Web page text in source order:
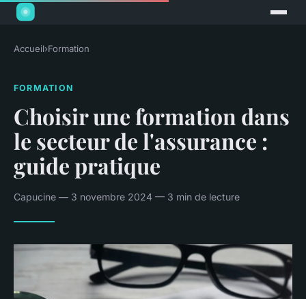
Accueil›Formation
FORMATION
Choisir une formation dans
le secteur de l'assurance :
guide pratique
Capucine — 3 novembre 2024 — 3 min de lecture